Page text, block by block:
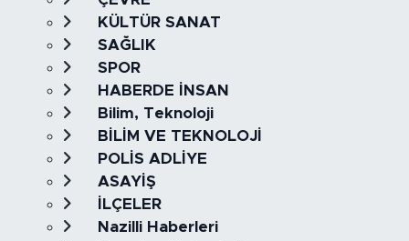
KÜLTÜR SANAT
SAĞLIK
SPOR
HABERDE İNSAN
Bilim, Teknoloji
BİLİM VE TEKNOLOJİ
POLİS ADLİYE
ASAYİŞ
İLÇELER
Nazilli Haberleri